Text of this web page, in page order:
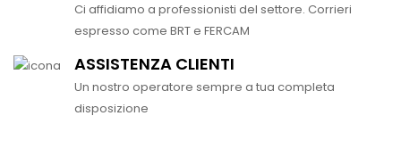
Ci affidiamo a professionisti del settore. Corrieri
espresso come BRT e FERCAM
ASSISTENZA CLIENTI
Un nostro operatore sempre a tua completa
disposizione